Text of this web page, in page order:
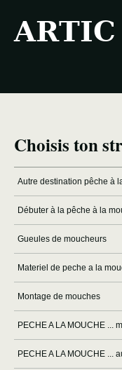
Choisis ton
Autre destination pêche à
Débuter à la pêche à la
Gueules de moucheurs
Materiel de peche a la
Montage de mouches
PECHE A LA MOUCHE ...
PECHE A LA MOUCHE ...